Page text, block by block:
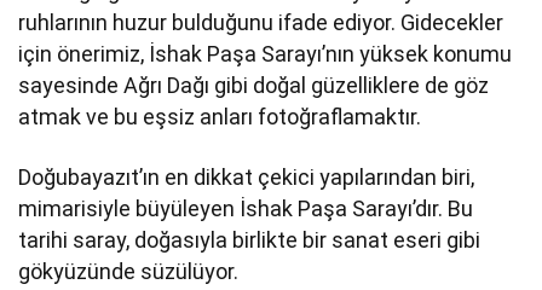
ruhlarının huzur bulduğunu ifade ediyor. Gidecekler
için önerimiz, İshak Paşa Sarayı’nın yüksek konumu
sayesinde Ağrı Dağı gibi doğal güzelliklere de göz
atmak ve bu eşsiz anları fotoğraflamaktır.
Doğubayazıt’ın en dikkat çekici yapılarından biri,
mimarisiyle büyüleyen İshak Paşa Sarayı’dır. Bu
tarihi saray, doğasıyla birlikte bir sanat eseri gibi
gökyüzünde süzülüyor.